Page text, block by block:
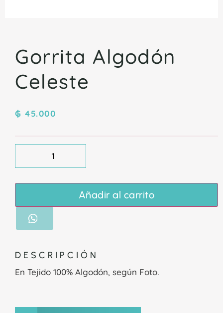
Gorrita Algodón
Celeste
₲ 45.000
Añadir al carrito
DESCRIPCIÓN
En Tejido 100% Algodón, según Foto.